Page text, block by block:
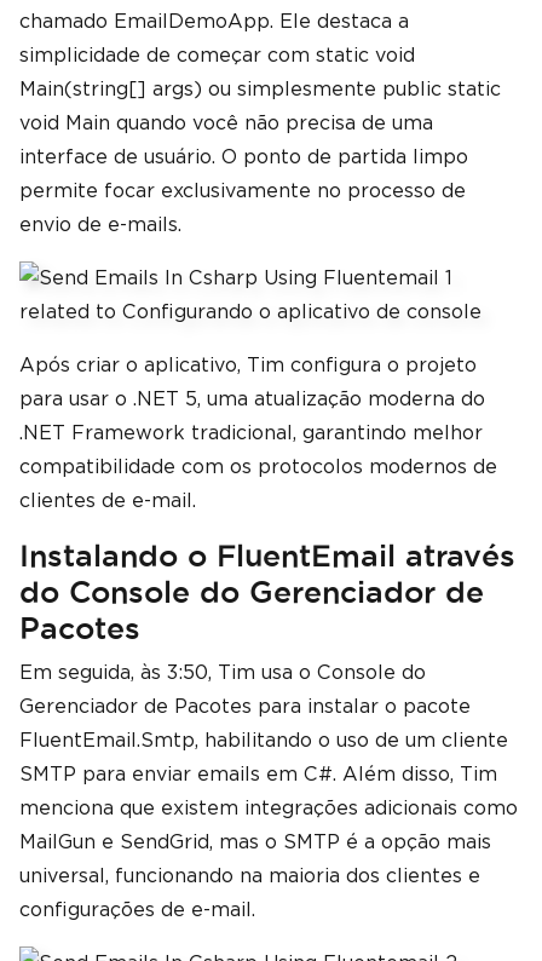
chamado EmailDemoApp. Ele destaca a
simplicidade de começar com static void
Main(string[] args) ou simplesmente public static
void Main quando você não precisa de uma
interface de usuário. O ponto de partida limpo
permite focar exclusivamente no processo de
envio de e-mails.
Após criar o aplicativo, Tim configura o projeto
para usar o .NET 5, uma atualização moderna do
.NET Framework tradicional, garantindo melhor
compatibilidade com os protocolos modernos de
clientes de e-mail.
Instalando o FluentEmail através
do Console do Gerenciador de
Pacotes
Em seguida, às 3:50, Tim usa o Console do
Gerenciador de Pacotes para instalar o pacote
FluentEmail.Smtp, habilitando o uso de um cliente
SMTP para enviar emails em C#. Além disso, Tim
menciona que existem integrações adicionais como
MailGun e SendGrid, mas o SMTP é a opção mais
universal, funcionando na maioria dos clientes e
configurações de e-mail.